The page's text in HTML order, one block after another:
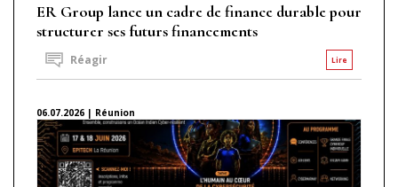
ER Group lance un cadre de finance durable pour
structurer ses futurs financements
Lire
Réagir
06.07.2026 | Réunion